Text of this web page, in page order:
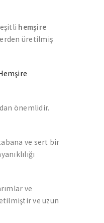
hemşire
üretilmiş
önemlidir.
ve sert bir
ve
ve uzun